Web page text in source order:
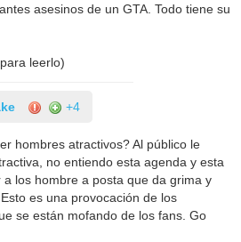
asesinos de un GTA. Todo tiene su
leerlo)
+4
hombres atractivos? Al público le
no entiendo esta agenda y esta
a los hombre a posta que da grima y
es una provocación de los
se están mofando de los fans. Go